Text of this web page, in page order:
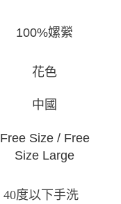
100%嫘縈
花色
中國
Free Size / Free
Size Large
40度以下手洗